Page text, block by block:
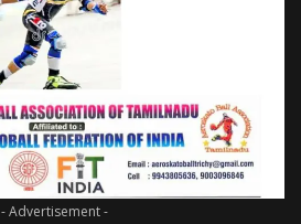
- Advertisement -